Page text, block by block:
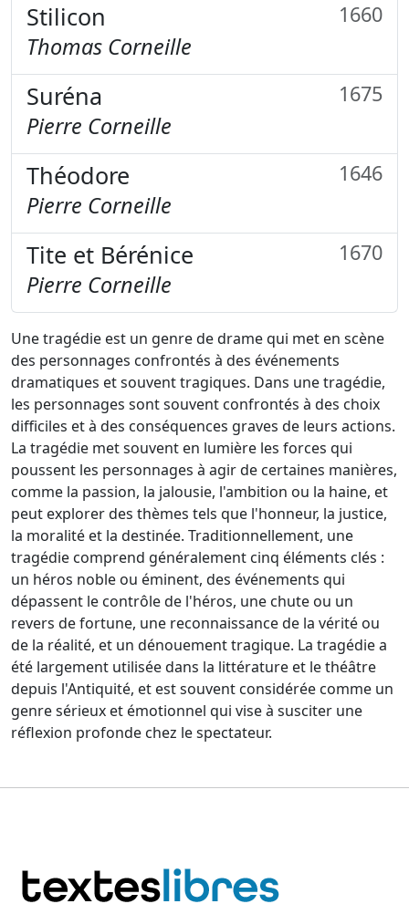
Stilicon 1660
Thomas Corneille
Suréna 1675
Pierre Corneille
Théodore 1646
Pierre Corneille
Tite et Bérénice 1670
Pierre Corneille
Une tragédie est un genre de drame qui met en scène
des personnages confrontés à des événements
dramatiques et souvent tragiques. Dans une tragédie,
les personnages sont souvent confrontés à des choix
difficiles et à des conséquences graves de leurs actions.
La tragédie met souvent en lumière les forces qui
poussent les personnages à agir de certaines manières,
comme la passion, la jalousie, l'ambition ou la haine, et
peut explorer des thèmes tels que l'honneur, la justice,
la moralité et la destinée. Traditionnellement, une
tragédie comprend généralement cinq éléments clés :
un héros noble ou éminent, des événements qui
dépassent le contrôle de l'héros, une chute ou un
revers de fortune, une reconnaissance de la vérité ou
de la réalité, et un dénouement tragique. La tragédie a
été largement utilisée dans la littérature et le théâtre
depuis l'Antiquité, et est souvent considérée comme un
genre sérieux et émotionnel qui vise à susciter une
réflexion profonde chez le spectateur.